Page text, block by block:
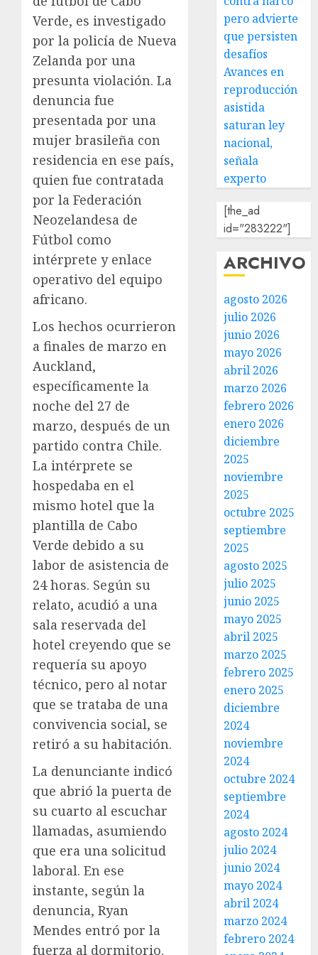
Verde, es investigado
por la policía de Nueva
Zelanda por una
presunta violación. La
denuncia fue
presentada por una
mujer brasileña con
residencia en ese país,
quien fue contratada
por la Federación
Neozelandesa de
Fútbol como
intérprete y enlace
operativo del equipo
africano.
Los hechos ocurrieron
a finales de marzo en
Auckland,
específicamente la
noche del 27 de
marzo, después de un
partido contra Chile.
La intérprete se
hospedaba en el
mismo hotel que la
plantilla de Cabo
Verde debido a su
labor de asistencia de
24 horas. Según su
relato, acudió a una
sala reservada del
hotel creyendo que se
requería su apoyo
técnico, pero al notar
que se trataba de una
convivencia social, se
retiró a su habitación.
La denunciante indicó
que abrió la puerta de
su cuarto al escuchar
llamadas, asumiendo
que era una solicitud
laboral. En ese
instante, según la
denuncia, Ryan
Mendes entró por la
fuerza al dormitorio.
pero advierte
que persisten
desafíos
Avances en
reproducción
asistida
saturan ley
nacional,
señala
experto
[the_ad
id="283222"]
ARCHIVO
agosto 2026
julio 2026
junio 2026
mayo 2026
abril 2026
marzo 2026
febrero 2026
enero 2026
diciembre
2025
noviembre
2025
octubre 2025
septiembre
2025
agosto 2025
julio 2025
junio 2025
mayo 2025
abril 2025
marzo 2025
febrero 2025
enero 2025
diciembre
2024
noviembre
2024
octubre 2024
septiembre
2024
agosto 2024
julio 2024
junio 2024
mayo 2024
abril 2024
marzo 2024
febrero 2024